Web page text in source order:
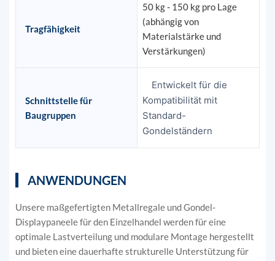
Tragfähigkeit
50 kg - 150 kg pro Lage
(abhängig von
Materialstärke und
Verstärkungen)
Schnittstelle für
Baugruppen
Entwickelt für die
Kompatibilität mit
Standard-
Gondelständern
ANWENDUNGEN
Unsere maßgefertigten Metallregale und Gondel-
Displaypaneele für den Einzelhandel werden für eine
optimale Lastverteilung und modulare Montage hergestellt
und bieten eine dauerhafte strukturelle Unterstützung für